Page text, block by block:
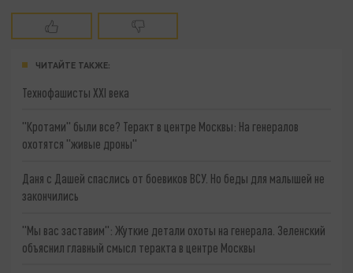
ЧИТАЙТЕ ТАКЖЕ:
Технофашисты XXI века
"Кротами" были все? Теракт в центре Москвы: На генералов
охотятся "живые дроны"
Даня с Дашей спаслись от боевиков ВСУ. Но беды для малышей не
закончились
"Мы вас заставим": Жуткие детали охоты на генерала. Зеленский
объяснил главный смысл теракта в центре Москвы